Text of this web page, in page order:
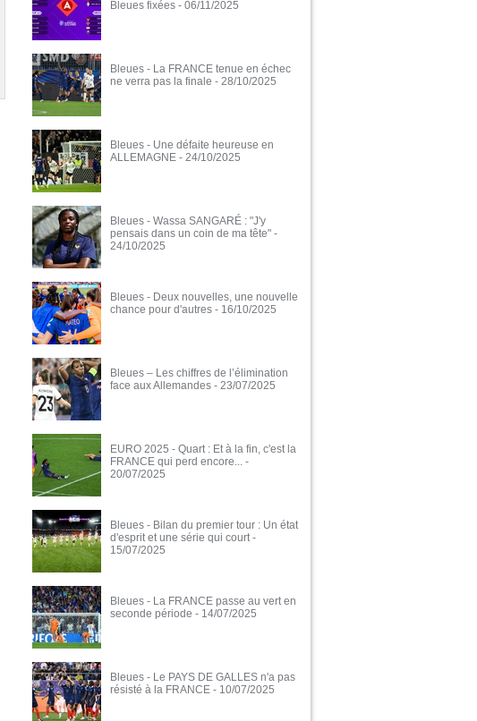
Bleues fixées - 06/11/2025
Bleues - La FRANCE tenue en échec
ne verra pas la finale - 28/10/2025
Bleues - Une défaite heureuse en
ALLEMAGNE - 24/10/2025
Bleues - Wassa SANGARÉ : "J'y
pensais dans un coin de ma tête" -
24/10/2025
Bleues - Deux nouvelles, une nouvelle
chance pour d'autres - 16/10/2025
Bleues – Les chiffres de l’élimination
face aux Allemandes - 23/07/2025
EURO 2025 - Quart : Et à la fin, c'est la
FRANCE qui perd encore... -
20/07/2025
Bleues - Bilan du premier tour : Un état
d'esprit et une série qui court -
15/07/2025
Bleues - La FRANCE passe au vert en
seconde période - 14/07/2025
Bleues - Le PAYS DE GALLES n'a pas
résisté à la FRANCE - 10/07/2025